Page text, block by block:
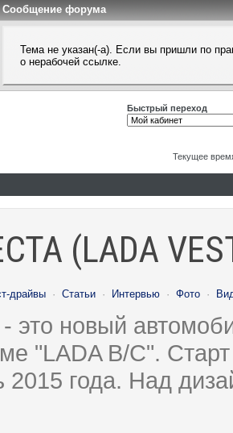
Сообщение форума
Тема не указан(-а). Если вы пришли по
о нерабочей ссылке.
Быстрый переход
Текущее
(LADA
драйвы · Статьи · Интервью · Фото ·
это новый
"LADA B/C".
2015 года. Над